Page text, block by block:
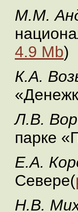
М.М.
4.9 Mb)
К.А.
Л.В.
парке
Е.А.
Севере(
Н.В.